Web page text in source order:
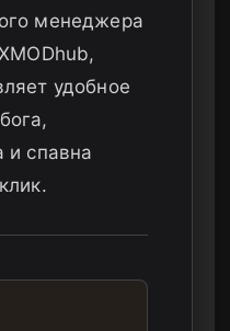
менеджера
удобное
и спавна